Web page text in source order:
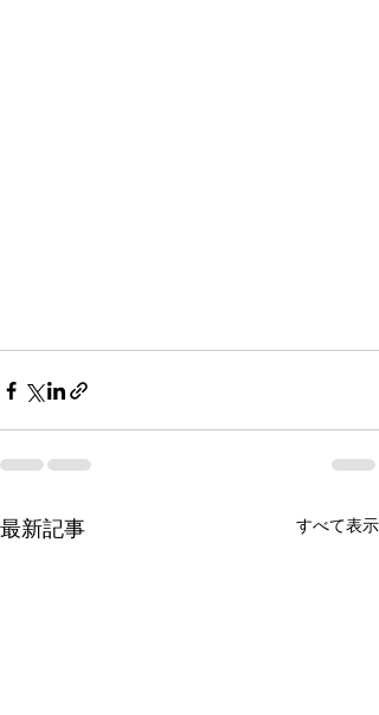
最新記事 すべて表示